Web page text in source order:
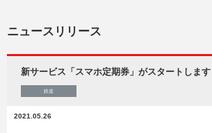
ニュースリリース
新サービス「スマホ定期券」がスタートします
鉄道
2021.05.26